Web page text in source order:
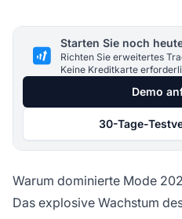
Starten Sie noch
Richten Sie erweitertes
Keine Kreditkarte
Demo
30-Tage-
Warum dominierte Mode
Das explosive Wachstum